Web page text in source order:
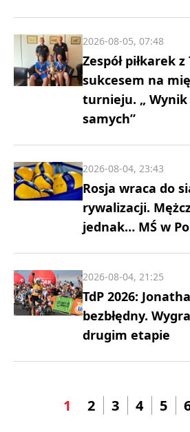
Zespół piłkarek
sukcesem na
turnieju. „ Wynik
samych”
2026-08-05, 07:48
Rosja wraca do
rywalizacji.
jednak… MŚ w
2026-08-04, 23:43
TdP 2026:
bezbłędny.
drugim etapie
2026-08-04, 21:25
1 2 3 4 5